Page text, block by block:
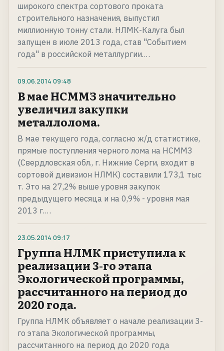
широкого спектра сортового проката
строительного назначения, выпустил
миллионную тонну стали. НЛМК-Калуга был
запущен в июле 2013 года, став "Событием
года" в российской металлургии.…
09.06.2014 09:48
В мае НСММЗ значительно
увеличил закупки
металлолома.
В мае текущего года, согласно ж/д статистике,
прямые поступления черного лома на НСММЗ
(Свердловская обл., г. Нижние Серги, входит в
сортовой дивизион НЛМК) составили 173,1 тыс
т. Это на 27,2% выше уровня закупок
предыдущего месяца и на 0,9% - уровня мая
2013 г.…
23.05.2014 09:17
Группа НЛМК приступила к
реализации 3-го этапа
Экологической программы,
рассчитанного на период до
2020 года.
Группа НЛМК объявляет о начале реализации 3-
го этапа Экологической программы,
рассчитанного на период до 2020 года